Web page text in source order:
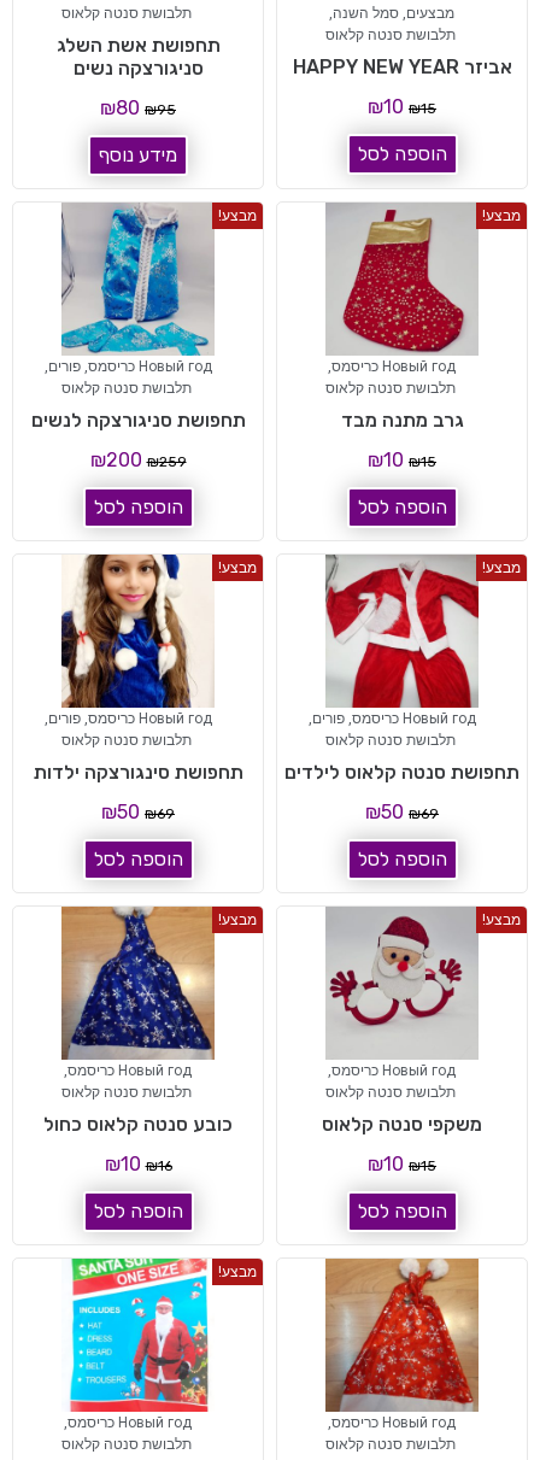
מבצעים, סמל השנה,
תלבושת סנטה קלאוס
אביזר HAPPY NEW YEAR
₪15
₪10
הוספה לסל
תלבושת סנטה קלאוס
תחפושת אשת השלג
סניגורצקה נשים
₪95
₪80
מידע נוסף
מבצע!
Новый год כריסמס
,
תלבושת סנטה קלאוס
גרב מתנה מבד
₪15
₪10
הוספה לסל
מבצע!
Новый год כריסמס ,פורים,
תלבושת סנטה קלאוס
תחפושת סניגורצקה לנשים
₪259
₪200
הוספה לסל
מבצע!
Новый год כריסמס ,פורים,
תלבושת סנטה קלאוס
תחפושת סנטה קלאוס לילדים
₪69
₪50
הוספה לסל
מבצע!
Новый год כריסמס ,פורים,
תלבושת סנטה קלאוס
תחפושת סינגורצקה ילדות
₪69
₪50
הוספה לסל
מבצע!
Новый год כריסמס
,
תלבושת סנטה קלאוס
משקפי סנטה קלאוס
₪15
₪10
הוספה לסל
מבצע!
Новый год כריסמס
,
תלבושת סנטה קלאוס
כובע סנטה קלאוס כחול
₪16
₪10
הוספה לסל
Новый год כריסמס
,
תלבושת סנטה קלאוס
מבצע!
Новый год כריסמס
,
תלבושת סנטה קלאוס